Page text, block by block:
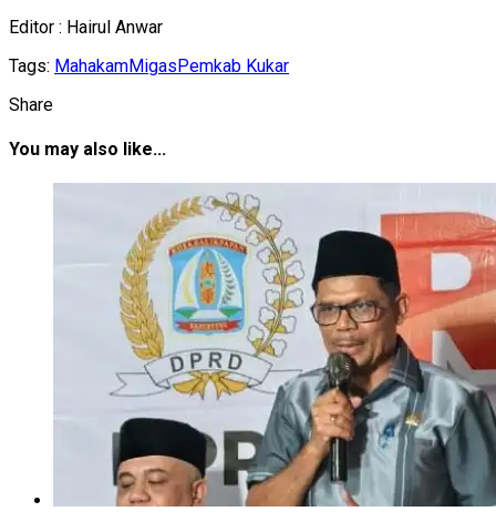
Editor : Hairul Anwar
Tags: MahakamMigasPemkab Kukar
Share
You may also like...